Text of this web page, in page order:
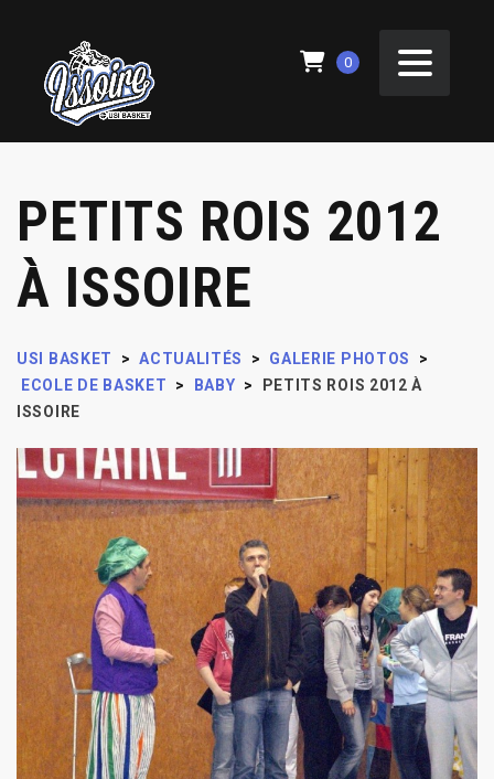
0
PETITS ROIS 2012
À ISSOIRE
USI BASKET > ACTUALITÉS > GALERIE PHOTOS
>
ECOLE DE BASKET
> BABY >
PETITS ROIS 2012 À
ISSOIRE